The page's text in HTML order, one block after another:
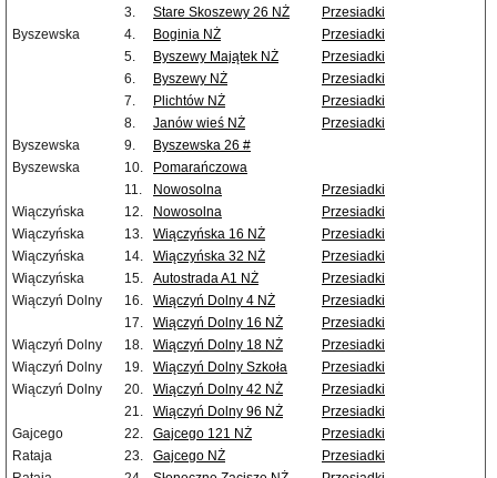
3.
Stare Skoszewy 26 NŻ
Przesiadki
Byszewska
4. Boginia NŻ
Przesiadki
5.
Byszewy Majątek NŻ
Przesiadki
6.
Byszewy NŻ
Przesiadki
7.
Plichtów NŻ
Przesiadki
8.
Janów wieś NŻ
Przesiadki
Byszewska
9.
Byszewska 26 #
Byszewska
10.
Pomarańczowa
11.
Nowosolna
Przesiadki
Wiączyńska
12. Nowosolna
Przesiadki
Wiączyńska
13. Wiączyńska 16 NŻ
Przesiadki
Wiączyńska
14. Wiączyńska 32 NŻ
Przesiadki
Wiączyńska
15. Autostrada A1 NŻ
Przesiadki
Wiączyń Dolny
16. Wiączyń Dolny 4 NŻ
Przesiadki
17.
Wiączyń Dolny 16 NŻ
Przesiadki
Wiączyń Dolny
18. Wiączyń Dolny 18 NŻ
Przesiadki
Wiączyń Dolny
19. Wiączyń Dolny Szkoła
Przesiadki
Wiączyń Dolny
20. Wiączyń Dolny 42 NŻ
Przesiadki
21.
Wiączyń Dolny 96 NŻ
Przesiadki
Gajcego
22. Gajcego 121 NŻ
Przesiadki
Rataja
23. Gajcego NŻ
Przesiadki